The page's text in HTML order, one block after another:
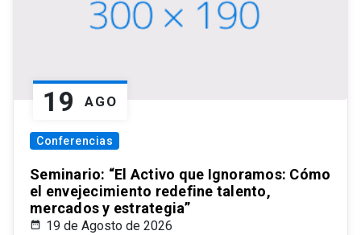
19 AGO
Conferencias
Seminario: “El Activo que Ignoramos: Cómo
el envejecimiento redefine talento,
mercados y estrategia”
19 de Agosto de 2026